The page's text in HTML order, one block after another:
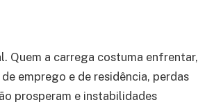
Quem a carrega costuma enfrentar,
emprego e de residência, perdas
prosperam e instabilidades